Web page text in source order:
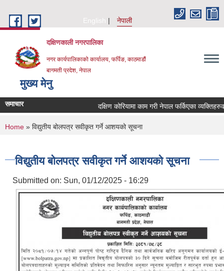
English
नेपाली
दक्षिणकाली नगरपालिका
नगर कार्यपालिकाको कार्यालय, फर्पिङ, काठमाडौं
बागमती प्रदेश, नेपाल
मुख्य मेनु
समाचार दक्षिण कोरियामा काम गरी नेपाल फर्किएका
You are here
Home » विद्युतीय बोलपत्र सवीकृत गर्ने आशयको सूचना
विद्युतीय बोलपत्र सवीकृत गर्ने आशयको सूचना
Submitted on: Sun, 01/12/2025 - 16:29